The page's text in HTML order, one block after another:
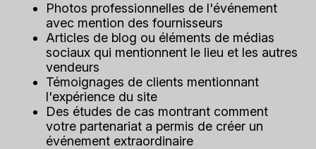
Photos professionnelles de l'événement
avec mention des fournisseurs
Articles de blog ou éléments de médias
sociaux qui mentionnent le lieu et les autres
vendeurs
Témoignages de clients mentionnant
l'expérience du site
Des études de cas montrant comment
votre partenariat a permis de créer un
événement extraordinaire